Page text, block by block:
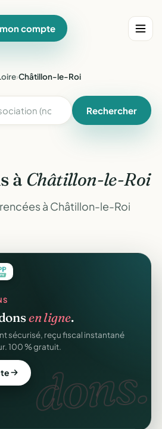
compte
›Châtillon-le-Roi
Rechercher
à Châtillon-le-Roi
à Châtillon-le-Roi
automatiques.
donateurs en un clic,
n°11580.
dons.
en ligne.
sécurisé, reçu fiscal instantané
100 % gratuit.